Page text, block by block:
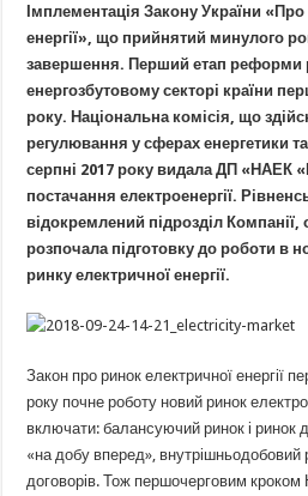
Імплементація Закону України
енергії», що прийнятий минулого
завершення. Перший етап реформи
енергозбутовому секторі країни
року. Національна комісія, що
регулювання у сферах енергетики
серпні 2017 року видала ДП «НАЕК
постачання електроенергії.
відокремлений підрозділ
розпочала підготовку до роботи в
ринку електричної енергії.
Закон про ринок електричної енергії
року почне роботу новий ринок
включати: балансуючий ринок і ринок
«на добу вперед», внутрішньодобовий
договорів. Тож першочерговим